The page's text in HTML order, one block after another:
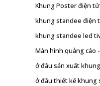
Khung Poster điện
khung standee điện
khung standee led
Màn hình quảng cáo
ở đâu sản xuất
ở đâu thiết kế